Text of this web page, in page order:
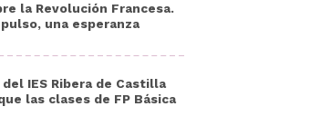
la Revolución Francesa.
una esperanza
IES Ribera de Castilla
las clases de FP Básica